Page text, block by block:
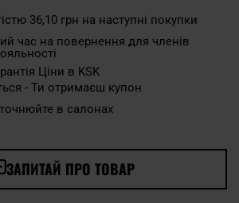
36,10 грн на наступні покупки
час на повернення для членів
Ціни в KSK
- Ти отримаєш купон
в салонах
ЗАПИТАЙ ПРО ТОВАР